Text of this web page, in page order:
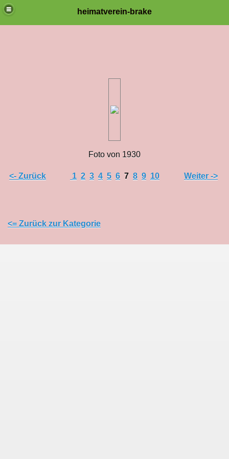
heimatverein-brake
Foto von 1930
<- Zurück 1 2 3 4 5 6 7 8 9 10 Weiter ->
<= Zurück zur Kategorie